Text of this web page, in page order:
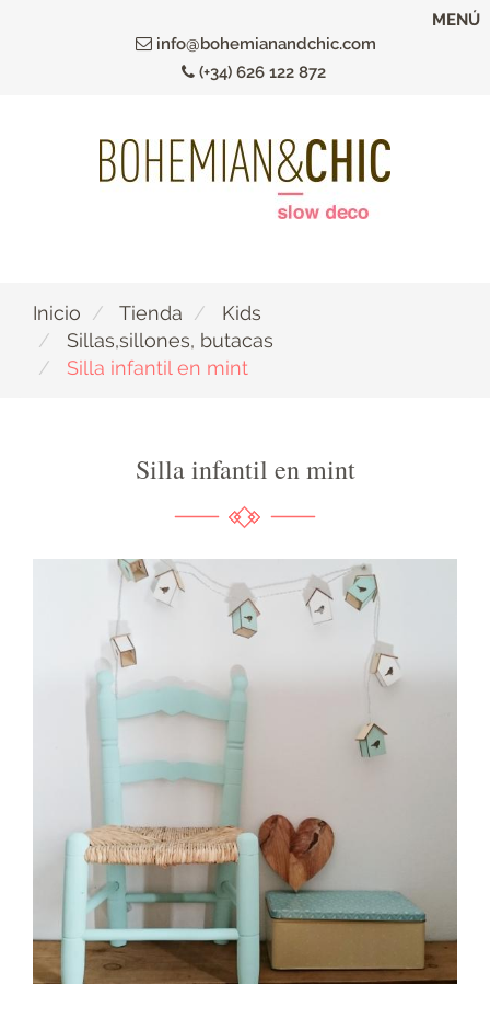
info@bohemianandchic.com
(+34) 626 122 872
MENÚ
Inicio Tienda
Kids
Sillas,sillones, butacas
Silla infantil en mint
Silla infantil en mint